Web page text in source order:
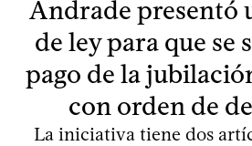
Andrade presentó
de ley para que se
pago de la
con orden de
La iniciativa tiene dos